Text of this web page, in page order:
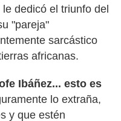
le dedicó el triunfo del
"pareja"
sarcástico
africanas.
Ibáñez... esto es
lo extraña,
y que estén